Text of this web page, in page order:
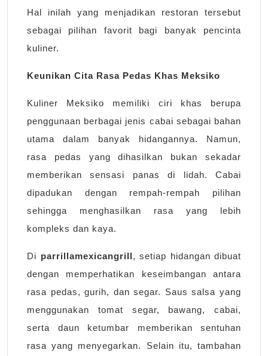
Hal inilah yang menjadikan restoran tersebut
sebagai pilihan favorit bagi banyak pencinta
kuliner.
Keunikan Cita Rasa Pedas Khas Meksiko
Kuliner Meksiko memiliki ciri khas berupa
penggunaan berbagai jenis cabai sebagai bahan
utama dalam banyak hidangannya. Namun,
rasa pedas yang dihasilkan bukan sekadar
memberikan sensasi panas di lidah. Cabai
dipadukan dengan rempah-rempah pilihan
sehingga menghasilkan rasa yang lebih
kompleks dan kaya.
Di parrillamexicangrill, setiap hidangan dibuat
dengan memperhatikan keseimbangan antara
rasa pedas, gurih, dan segar. Saus salsa yang
menggunakan tomat segar, bawang, cabai,
serta daun ketumbar memberikan sentuhan
rasa yang menyegarkan. Selain itu, tambahan